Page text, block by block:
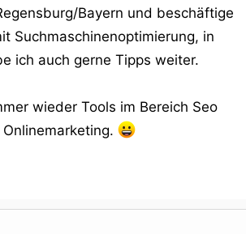
Bayern und beschäftige
Suchmaschinenoptimierung, in
ich auch gerne Tipps weiter.
wieder Tools im Bereich Seo